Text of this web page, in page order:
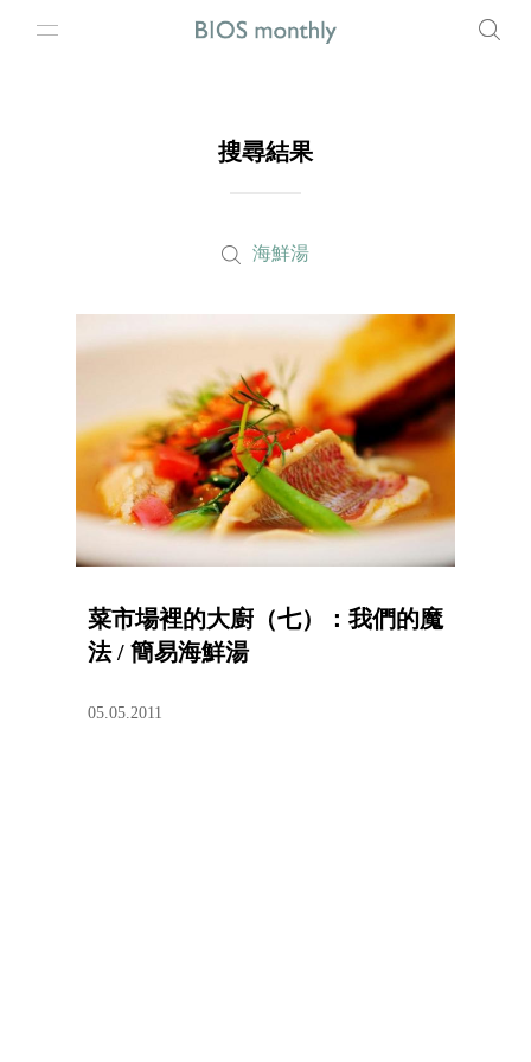
搜尋結果
海鮮湯
菜市場裡的大廚（七）：我們的魔
法 / 簡易海鮮湯
05.05.2011